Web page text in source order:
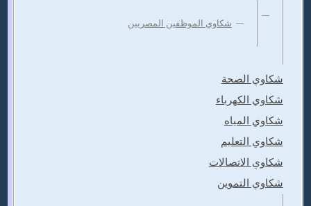
شكاوي الموظفين المصريين
شكاوي الصحة
شكاوي الكهرباء
شكاوي المياه
شكاوي التعليم
شكاوي الاتصالات
شكاوي التموين